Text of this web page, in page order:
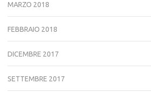
MARZO 2018
FEBBRAIO 2018
DICEMBRE 2017
SETTEMBRE 2017